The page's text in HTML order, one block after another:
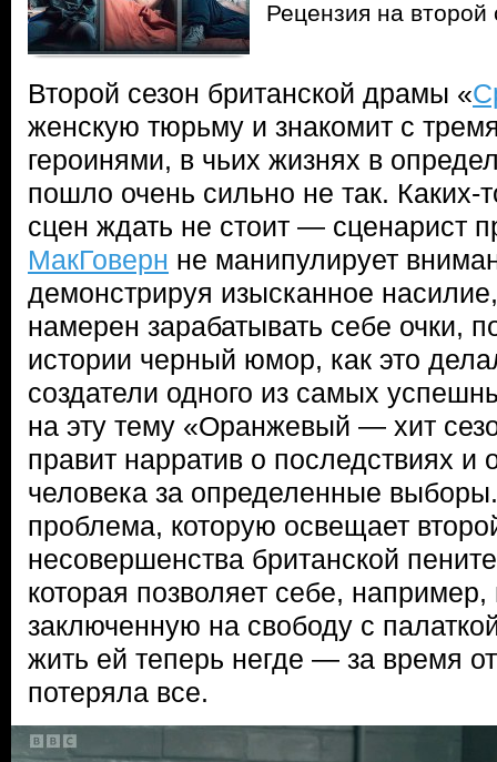
Рецензия на
Второй сезон британской драмы «
женскую тюрьму и знакомит с
героинями, в чьих жизнях в
пошло очень сильно не так.
сцен ждать не стоит — сценарист
МакГоверн не манипулирует
демонстрируя изысканное
намерен зарабатывать себе очки,
истории черный юмор, как это
создатели одного из самых
на эту тему «Оранжевый — хит
правит нарратив о последствиях и
человека за определенные
проблема, которую освещает
несовершенства британской
которая позволяет себе, например,
заключенную на свободу с
жить ей теперь негде — за время
потеряла все.